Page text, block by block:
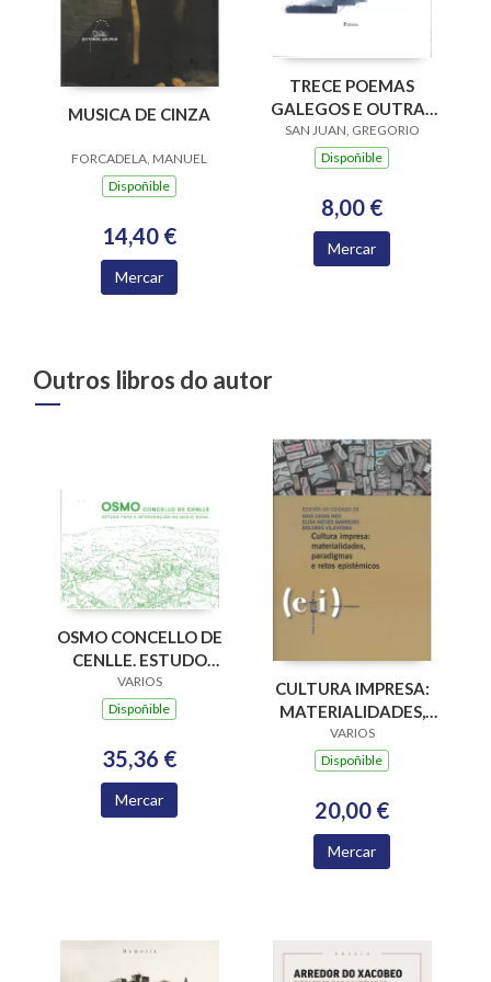
MUSICA DE CINZA
FORCADELA, MANUEL
Dispoñible
14,40 €
Mercar
TRECE POEMAS
GALEGOS E OUTRAS
PAXINAS
SAN JUAN, GREGORIO
Dispoñible
8,00 €
Mercar
Outros libros do autor
OSMO CONCELLO DE
CENLLE. ESTUDO
PARA A
INTERVENCION NO
VARIOS
Dispoñible
35,36 €
Mercar
CULTURA IMPRESA:
MATERIALIDADES,
PARADIGMAS E
RETOS EPISTÉMICOS
VARIOS
Dispoñible
20,00 €
Mercar